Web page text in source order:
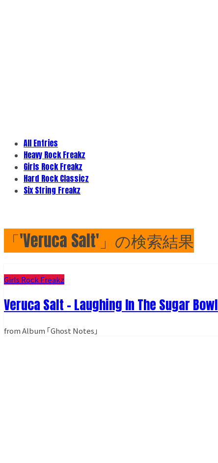
All Entries
Heavy Rock Freakz
Girls Rock Freakz
Hard Rock Classicz
Six String Freakz
「'Veruca Salt'」の検索結果
Girls Rock Freakz
Veruca Salt - Laughing In The Sugar Bowl
from Album ｢Ghost Notes｣